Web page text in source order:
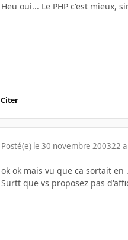
Heu oui... Le PHP c'est mieux,
Citer
Posté(e) le 30 novembre 200322 a
ok ok mais vu que ca sortait
Surtt que vs proposez pas